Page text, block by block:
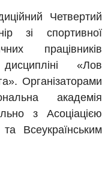
Четвертий
зі спортивної
працівників
«Лов
Організаторами
академія
з Асоціацією
Всеукраїнським